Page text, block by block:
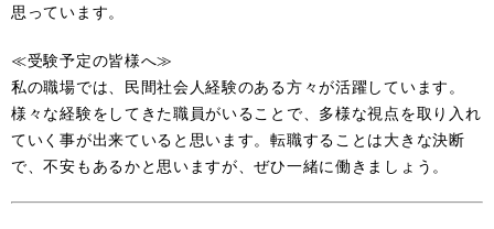
思っています。
≪受験予定の皆様へ≫
私の職場では、民間社会人経験のある方々が活躍しています。
様々な経験をしてきた職員がいることで、多様な視点を取り入れ
ていく事が出来ていると思います。転職することは大きな決断
で、不安もあるかと思いますが、ぜひ一緒に働きましょう。